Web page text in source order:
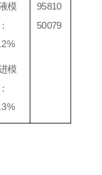
模
模
95810
50079